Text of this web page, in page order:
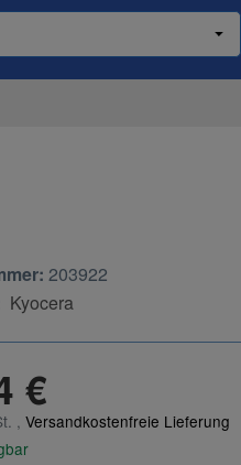
203922
Kyocera
€
,Versandkostenfreie Lieferung